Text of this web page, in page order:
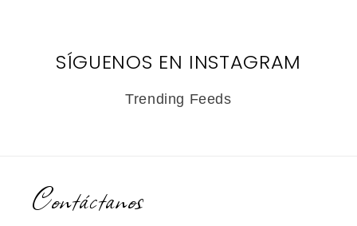
SÍGUENOS EN INSTAGRAM
Trending Feeds
Contáctanos